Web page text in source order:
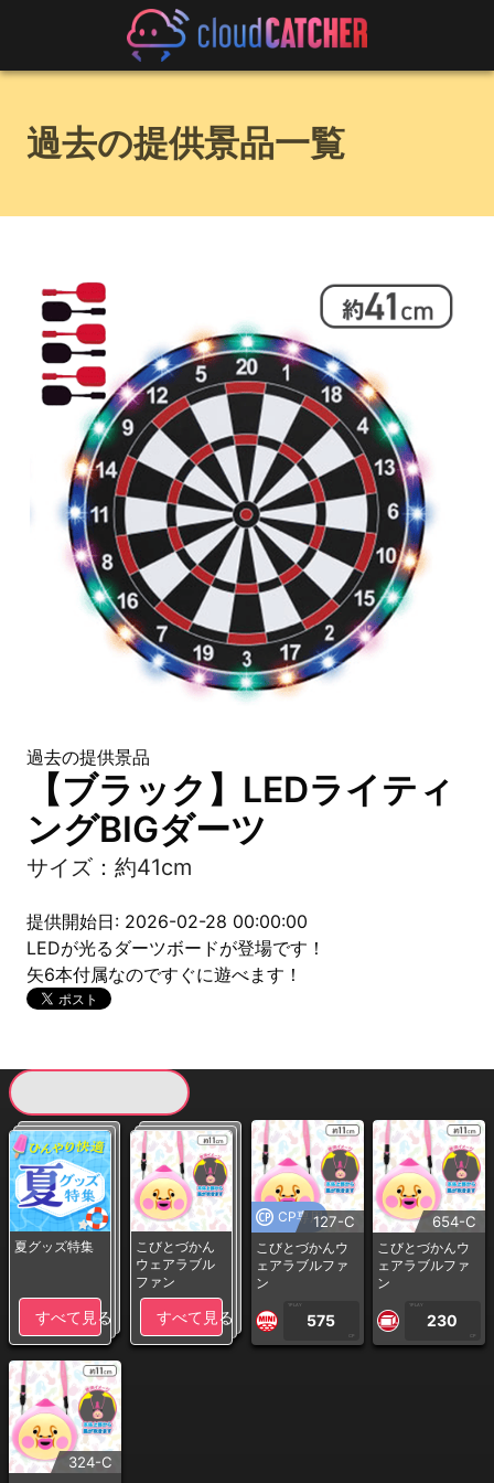
過去の提供景品一覧
過去の提供景品
【ブラック】LEDライティ
ングBIGダーツ
サイズ：約41cm
提供開始日: 2026-02-28 00:00:00
LEDが光るダーツボードが登場です！
矢6本付属なのですぐに遊べます！
夏グッズ特集
すべて見る
こびとづかん
ウェアラブル
ファン
すべて見る
CP専用127-C
こびとづかんウ
ェアラブルファ
ン
1PLAY
575
CP
654-C
こびとづかんウ
ェアラブルファ
ン
1PLAY
230
CP
324-C